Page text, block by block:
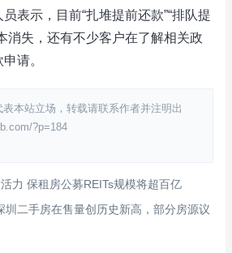
表示，目前“扎堆提前还款”“排队提
消失，还有不少客户在了解相关政
请。
本站立场，转载请联系作者并注明出
?p=184
力 保租房公募REITs规模将超百亿
圳二手房在售量创历史新高，部分房源议